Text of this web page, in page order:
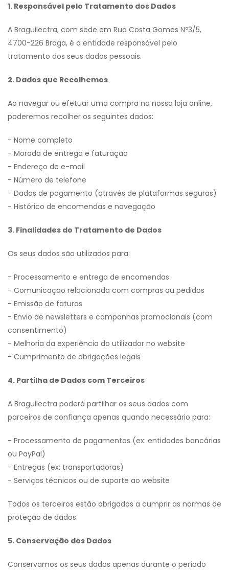
1. Responsável pelo Tratamento dos Dados
A Braguilectra, com sede em Rua Costa Gomes Nº3/5,
4700-226 Braga, é a entidade responsável pelo
tratamento dos seus dados pessoais.
2. Dados que Recolhemos
Ao navegar ou efetuar uma compra na nossa loja online,
poderemos recolher os seguintes dados:
- Nome completo
- Morada de entrega e faturação
- Endereço de e-mail
- Número de telefone
- Dados de pagamento (através de plataformas seguras)
- Histórico de encomendas e navegação
3. Finalidades do Tratamento de Dados
Os seus dados são utilizados para:
- Processamento e entrega de encomendas
- Comunicação relacionada com compras ou pedidos
- Emissão de faturas
- Envio de newsletters e campanhas promocionais (com
consentimento)
- Melhoria da experiência do utilizador no website
- Cumprimento de obrigações legais
4. Partilha de Dados com Terceiros
A Braguilectra poderá partilhar os seus dados com
parceiros de confiança apenas quando necessário para:
- Processamento de pagamentos (ex: entidades bancárias
ou PayPal)
- Entregas (ex: transportadoras)
- Serviços técnicos ou de suporte ao website
Todos os terceiros estão obrigados a cumprir as normas de
proteção de dados.
5. Conservação dos Dados
Conservamos os seus dados apenas durante o período